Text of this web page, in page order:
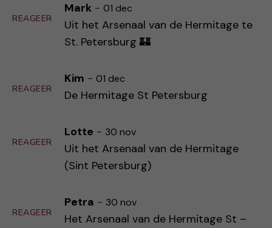
REAGEER
Mark - 01 dec
Uit het Arsenaal van de Hermitage te
St. Petersburg 🏰
REAGEER
Kim - 01 dec
De Hermitage St Petersburg
REAGEER
Lotte - 30 nov
Uit het Arsenaal van de Hermitage
(Sint Petersburg)
REAGEER
Petra - 30 nov
Het Arsenaal van de Hermitage St –